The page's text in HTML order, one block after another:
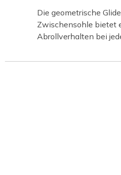
Die geometrische
Zwischensohle bietet
Abrollverhalten bei